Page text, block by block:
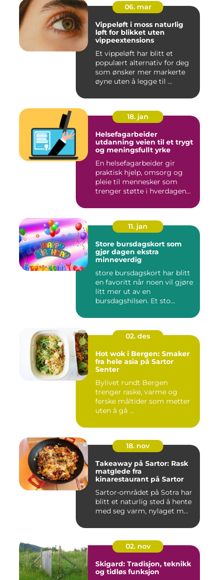
06. mar
Vippeløft i moss naturlig
løft for blikket uten
vippeextensions
Et vippeløft har blitt et
populært alternativ for deg
som ønsker mer markerte
øyne uten å legge til ...
18. jan
Helsefagarbeider
utdanning veien til et trygt
og meningsfullt yrke
En helsefagarbeider gir
praktisk hjelp, omsorg og
pleie til mennesker som
trenger støtte i hverdagen...
11. jan
Store bursdagskort som
gjør dagen ekstra
minneverdig
store bursdagskort har blitt
en favoritt når noen vil gjøre
litt mer ut av en
bursdagshilsen. Et sto...
02. des
Hot wok i Bergen: Smaker
fra hele asia på Sartor
Senter
Bylivet rundt Bergen
trenger raske, varme og
ferske måltider som metter
uten å gå ...
18. nov
Takeaway på Sartor: Rask
matglede fra
kinarestaurant på Sartor
Sartor-området på Sotra har
blitt et naturlig sted å hente
med seg varm, nylaget m...
02. nov
Skigard: Tradisjon, teknikk
og tidløs funksjon